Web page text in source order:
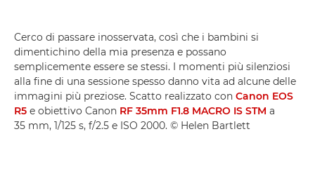
Cerco di passare inosservata, così che i bambini si
dimentichino della mia presenza e possano
semplicemente essere se stessi. I momenti più silenziosi
alla fine di una sessione spesso danno vita ad alcune delle
immagini più preziose. Scatto realizzato con Canon EOS
R5 e obiettivo Canon RF 35mm F1.8 MACRO IS STM a
35 mm, 1/125 s, f/2.5 e ISO 2000. © Helen Bartlett